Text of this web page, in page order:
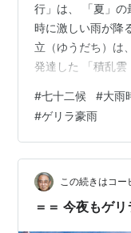
行」は、 「夏」の
時に激しい雨が降
立（ゆうだち）は
発達した 「積乱雲
れ、 しばしば雷や
は、積乱雲の下だ
め、 局地的でか
方では降っている
な降り方をするた
る」とか 「馬の…
#七十二候 #大雨
#ゲリラ豪雨
この続きはコー
＝＝ 今夜もゲ